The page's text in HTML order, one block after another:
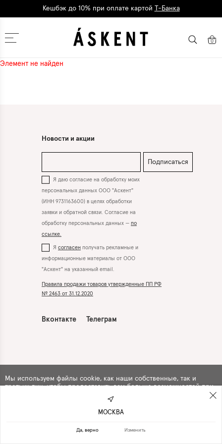
Кешбэк до 10% при оплате картой Т-Банка
Москва 0
Элемент не найден
Новости и акции
Подписаться
Я даю согласие на обработку моих
персональных данных ООО "Аскент"
(ИНН 9731163600) в целях обработки
заявки и обратной связи. Согласие на
обработку персональных данных — по
ссылке.
Я согласен получать рекламные и
информационные материалы от ООО
"Аскент" на указанный email.
Правила продажи товаров утвержденные ПП РФ
№ 2463 от 31.12.2020
Вконтакте Телеграм
Мы используем файлы cookie, как наши собственные, так и
третьих лиц, чтобы предоставить вам больше возможностей при
использовании сайта. Продолжая навигацию по сайту, вы
с их использованием .
МОСКВА
Да, верно Изменить